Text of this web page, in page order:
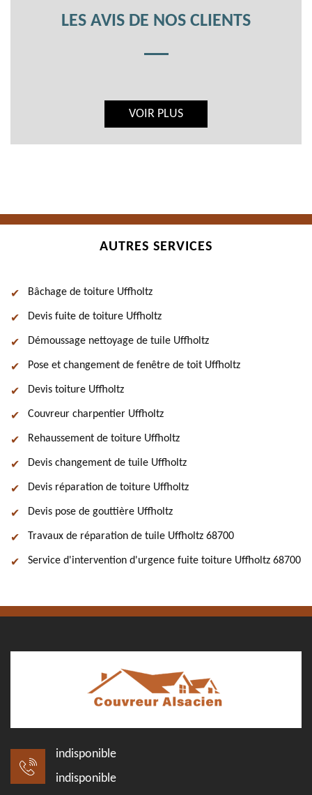
LES AVIS DE NOS CLIENTS
VOIR PLUS
AUTRES SERVICES
Bâchage de toiture Uffholtz
Devis fuite de toiture Uffholtz
Démoussage nettoyage de tuile Uffholtz
Pose et changement de fenêtre de toit Uffholtz
Devis toiture Uffholtz
Couvreur charpentier Uffholtz
Rehaussement de toiture Uffholtz
Devis changement de tuile Uffholtz
Devis réparation de toiture Uffholtz
Devis pose de gouttière Uffholtz
Travaux de réparation de tuile Uffholtz 68700
Service d'intervention d'urgence fuite toiture Uffholtz 68700
indisponible
indisponible